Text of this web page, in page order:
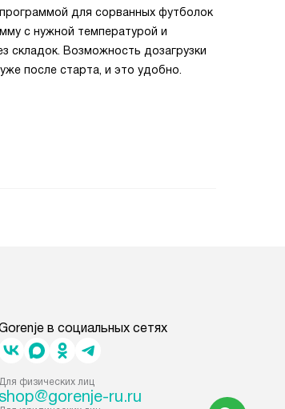
для сорванных футболок
с нужной температурой и
складок. Возможность дозагрузки
после старта, и это удобно.
в социальных сетях
Для физических лиц
shop@gorenje-ru.ru